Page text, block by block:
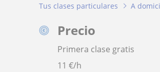
Tus clases particulares A
Precio
Primera clase gratis
11 €/h